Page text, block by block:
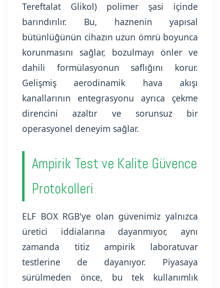
Tereftalat Glikol) polimer şasi içinde
barındırılır. Bu, haznenin yapısal
bütünlüğünün cihazın uzun ömrü boyunca
korunmasını sağlar, bozulmayı önler ve
dahili formülasyonun saflığını korur.
Gelişmiş aerodinamik hava akışı
kanallarının entegrasyonu ayrıca çekme
direncini azaltır ve sorunsuz bir
operasyonel deneyim sağlar.
Ampirik Test ve Kalite Güvence
Protokolleri
ELF BOX RGB'ye olan güvenimiz yalnızca
üretici iddialarına dayanmıyor, aynı
zamanda titiz ampirik laboratuvar
testlerine de dayanıyor. Piyasaya
sürülmeden önce, bu tek kullanımlık